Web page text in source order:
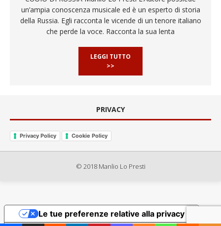
un’ampia conoscenza musicale ed è un esperto di storia
della Russia. Egli racconta le vicende di un tenore italiano
che perde la voce. Racconta la sua lenta
LEGGI TUTTO
>>
PRIVACY
Privacy Policy Cookie Policy
© 2018 Manlio Lo Presti
Le tue preferenze relative alla privacy